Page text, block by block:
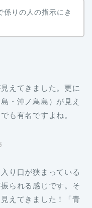
係りの人の指示にき
えてきました。更に
・沖ノ鳥島）が見え
も有名ですよね。
り口が狭まっている
られる感じです。そ
えてきました！「青